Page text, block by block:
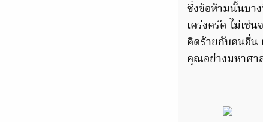
ซึ่งข้อห้ามนั้นบา
เคร่งครัด ไม่เช่
คิดร้ายกับคนอื่น
คุณอย่างมหาศา